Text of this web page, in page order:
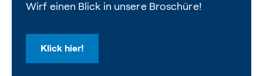
Wirf einen Blick in unsere Broschüre!
Klick hier!